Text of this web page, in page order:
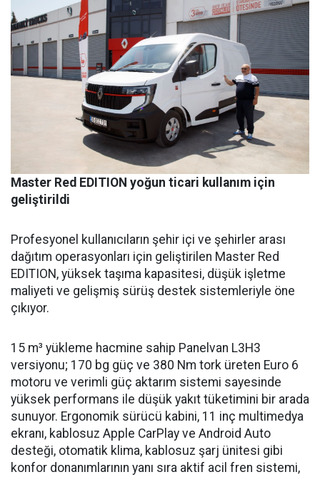
Master Red EDITION yoğun ticari kullanım için
geliştirildi
Profesyonel kullanıcıların şehir içi ve şehirler arası
dağıtım operasyonları için geliştirilen Master Red
EDITION, yüksek taşıma kapasitesi, düşük işletme
maliyeti ve gelişmiş sürüş destek sistemleriyle öne
çıkıyor.
15 m³ yükleme hacmine sahip Panelvan L3H3
versiyonu; 170 bg güç ve 380 Nm tork üreten Euro 6
motoru ve verimli güç aktarım sistemi sayesinde
yüksek performans ile düşük yakıt tüketimini bir arada
sunuyor. Ergonomik sürücü kabini, 11 inç multimedya
ekranı, kablosuz Apple CarPlay ve Android Auto
desteği, otomatik klima, kablosuz şarj ünitesi gibi
konfor donanımlarının yanı sıra aktif acil fren sistemi,